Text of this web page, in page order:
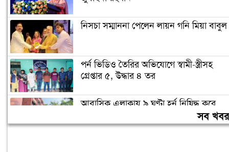
নিসচা সম্মাননা পেলেন লায়ন গনি মিয়া বাবুল
পর্ন ভিডিও তৈরির অভিযোগে স্বামী-স্ত্রীসহ
গ্রেপ্তার ৫, উদ্ধার ৪ তর
আবাসিক এলাকায় ৯ ঘণ্টা হর্ন নিষিদ্ধ করে
সব